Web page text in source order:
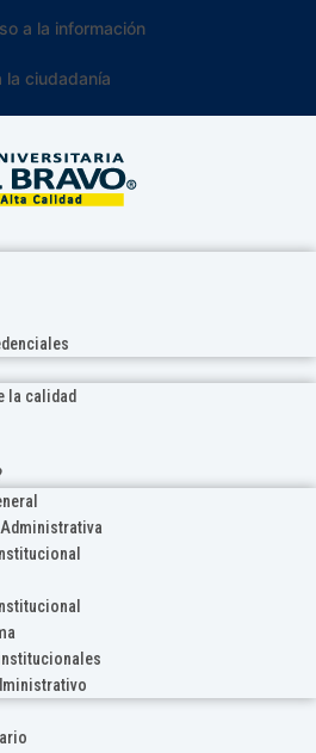
a la información
la ciudadanía
la calidad